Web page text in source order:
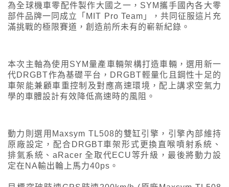
為全球機車零配件製作大國之一，SYM攜手國內各大零
部件品牌一同成立「MIT Pro Team」，共同征服這片充
滿挑戰的極限賽道，創造前所未有的嶄新紀錄。
本次主軸為使用SYM量產車輛架構打造車輛，選用新一
代DRGBT作為基礎平台，DRGBT輕量化且鋼性十足的
車架能兼顧車重控制及對應高速環境，配上講求空氣力
學的車體設計有效降低高速時的風阻。
動力則選用Maxsym TL508的雙缸引擎，引擎內部維持
原廠設定，配合DRGBT車架形式更換直喉噴射系統、
排氣系統、aRacer 全取代ECU等升級，最後將動力設
定在NA輸出輪上馬力40ps。